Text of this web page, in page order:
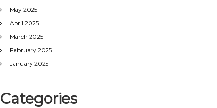
May 2025
April 2025
March 2025
February 2025
January 2025
Categories